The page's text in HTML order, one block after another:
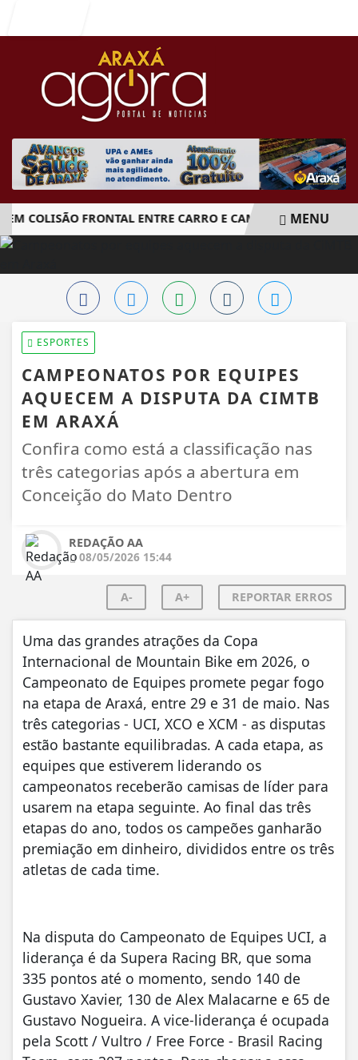
FRONTAL ENTRE CARRO E CAMINHÃO NA BR-262
MENU
ESPORTES
CAMPEONATOS POR EQUIPES
AQUECEM A DISPUTA DA CIMTB
EM ARAXÁ
Confira como está a classificação nas
três categorias após a abertura em
Conceição do Mato Dentro
REDAÇÃO AA
08/05/2026 15:44
A- A+ REPORTAR ERROS
Uma das grandes atrações da Copa
Internacional de Mountain Bike em 2026, o
Campeonato de Equipes promete pegar fogo
na etapa de Araxá, entre 29 e 31 de maio. Nas
três categorias - UCI, XCO e XCM - as disputas
estão bastante equilibradas. A cada etapa, as
equipes que estiverem liderando os
campeonatos receberão camisas de líder para
usarem na etapa seguinte. Ao final das três
etapas do ano, todos os campeões ganharão
premiação em dinheiro, divididos entre os três
atletas de cada time.
Na disputa do Campeonato de Equipes UCI, a
liderança é da Supera Racing BR, que soma
335 pontos até o momento, sendo 140 de
Gustavo Xavier, 130 de Alex Malacarne e 65 de
Gustavo Nogueira. A vice-liderança é ocupada
pela Scott / Vultro / Free Force - Brasil Racing